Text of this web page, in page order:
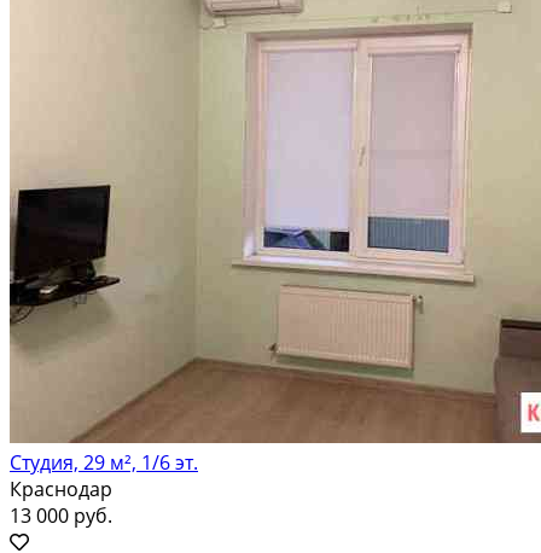
Студия, 29 м², 1/6 эт.
Краснодар
13 000 руб.